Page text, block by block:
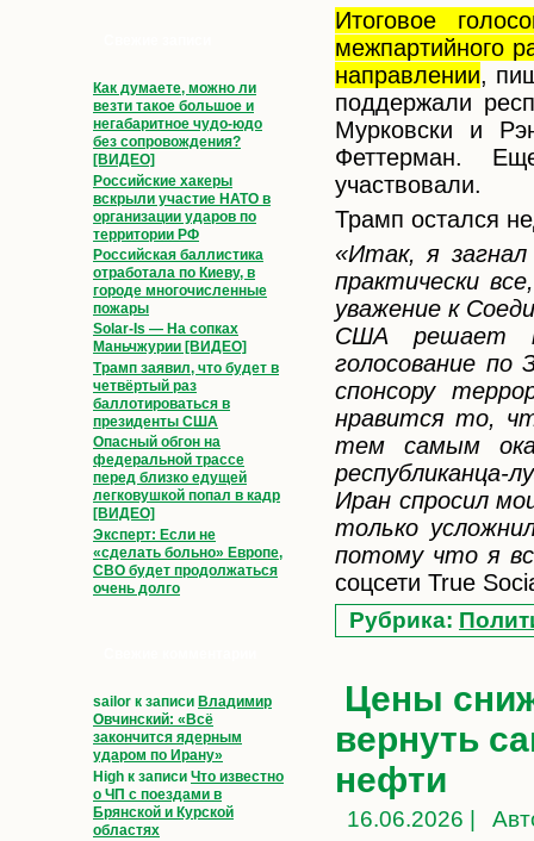
Как думаете, можно ли
везти такое большое и
негабаритное чудо-юдо
без сопровождения?
[ВИДЕО]
Российские хакеры
вскрыли участие НАТО в
организации ударов по
территории РФ
Российская баллистика
отработала по Киеву, в
городе многочисленные
пожары
Solar-Is — На сопках
Маньчжурии [ВИДЕО]
Трамп заявил, что будет в
четвёртый раз
баллотироваться в
президенты США
Опасный обгон на
федеральной трассе
перед близко едущей
легковушкой попал в кадр
[ВИДЕО]
Эксперт: Если не
«сделать больно» Европе,
СВО будет продолжаться
очень долго
sailor к записи Владимир
Овчинский: «Всё
закончится ядерным
ударом по Ирану»
High к записи Что известно
о ЧП с поездами в
Брянской и Курской
областях
Итоговое
межпартийного
направлении,
поддержали
Мурковски и
Феттерман.
участвовали.
Трамп остался
«Итак, я
практически
уважение к
США решает
голосование по
спонсору
нравится то,
тем самым
Иран спросил
только
потому что я
соцсети True
Рубрика:
Цены
вернуть
нефти
16.06.2026 |